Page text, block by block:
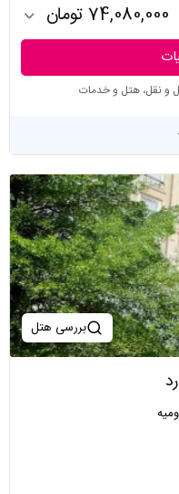
74,080,000 تومان
و نقل، هتل و خدمات
بررسی هتل